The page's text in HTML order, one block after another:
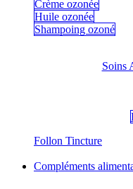
Crème ozonée
Huile ozonée
Shampoing ozoné
Soins
Follon Tincture
Compléments